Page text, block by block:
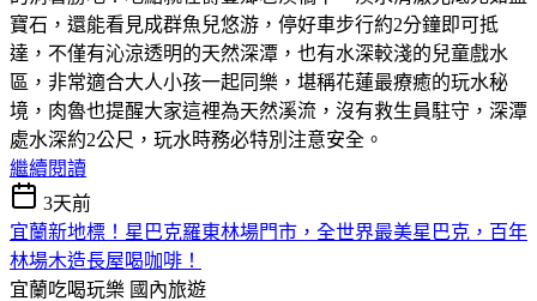
寶石，還能看見成群魚兒悠游，停好車步行約2分鐘即可抵
達，不僅有沁涼透明的天然深潭，也有水深較淺的兒童戲水
區，非常適合大人小孩一起同樂，堪稱花蓮最療癒的玩水秘
境，肉魯也提醒大家這裡為天然溪流，沒有救生員駐守，深潭
處水深約2公尺，玩水時務必特別注意安全。
繼續閱讀
3天前
宜蘭新地標！星巴克羅東林場門市，全世界最美星巴克，百年
林場木造長屋喝咖啡！
宜蘭吃喝玩樂 國內旅遊